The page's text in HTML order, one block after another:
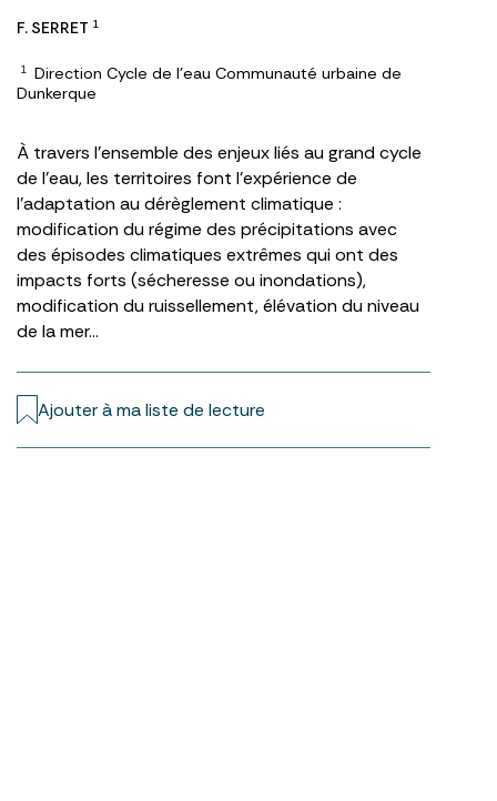
F. SERRET 1
1 Direction Cycle de l'eau Communauté urbaine de
Dunkerque
À travers l’ensemble des enjeux liés au grand cycle
de l’eau, les territoires font l’expérience de
l’adaptation au dérèglement climatique :
modification du régime des précipitations avec
des épisodes climatiques extrêmes qui ont des
impacts forts (sécheresse ou inondations),
modification du ruissellement, élévation du niveau
de la mer…
Ajouter à ma liste de lecture